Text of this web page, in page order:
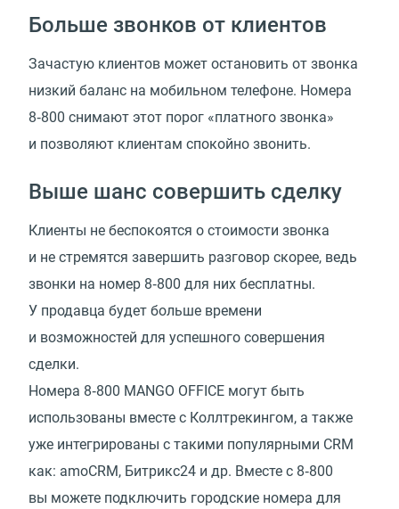
Больше звонков от клиентов
Зачастую клиентов может остановить от звонка
низкий баланс на мобильном телефоне. Номера
8‑800 снимают этот порог «платного звонка»
и позволяют клиентам спокойно звонить.
Выше шанс совершить сделку
Клиенты не беспокоятся о стоимости звонка
и не стремятся завершить разговор скорее, ведь
звонки на номер 8‑800 для них бесплатны.
У продавца будет больше времени
и возможностей для успешного совершения
сделки.
Номера 8‑800 MANGO OFFICE могут быть
использованы вместе с Коллтрекингом, а также
уже интегрированы с такими популярными CRM
как: amoCRM, Битрикс24 и др. Вместе с 8‑800
вы можете подключить городские номера для